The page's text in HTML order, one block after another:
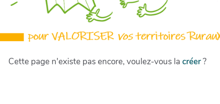
Cette page n'existe pas encore, voulez-vous la créer?